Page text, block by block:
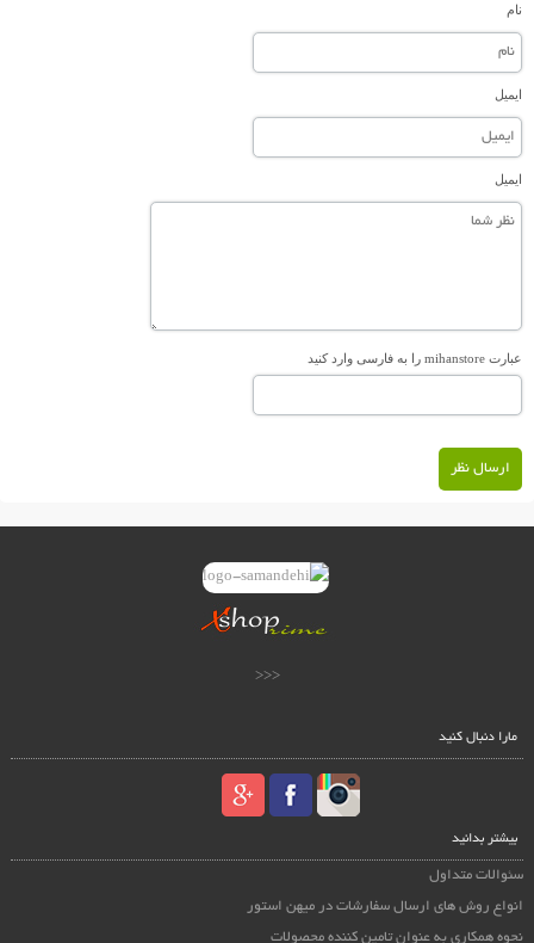
نام
ایمیل
ایمیل
عبارت mihanstore را به فارسی وارد کنید
ارسال نظر
<<<
مارا دنبال کنید
بیشتر بدانید
سئوالات متداول
انواع روش های ارسال سفارشات در میهن استور
نحوه همکاری به عنوان تامین کننده محصولات